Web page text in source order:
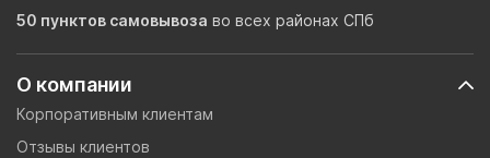
О компании
Корпоративным клиентам
Отзывы клиентов
50 пунктов самовывоза во всех районах СПб